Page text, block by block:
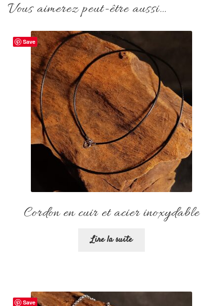
Vous aimerez peut-être aussi…
Save
Cordon en cuir et acier inoxydable
Lire la suite
Save